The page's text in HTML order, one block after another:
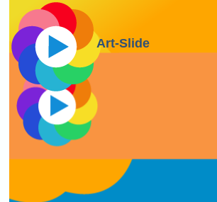
Art-Slide